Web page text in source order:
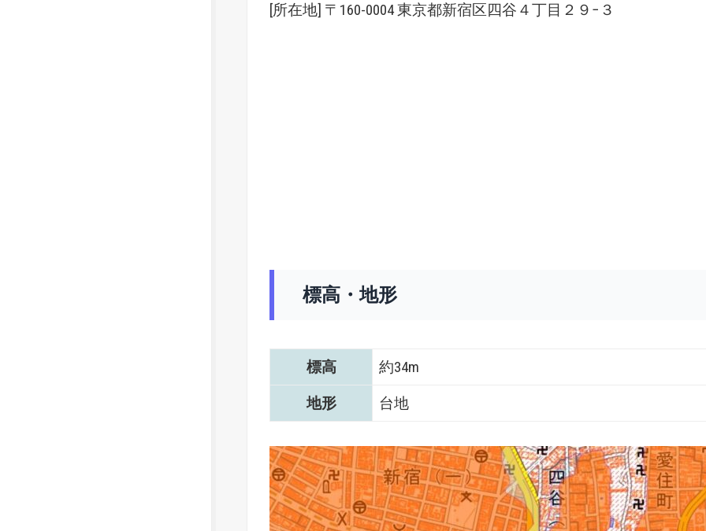
[所在地] 〒160-0004 東京都新宿区四谷４丁目２９−３
標高・地形
標高
約34m
地形
台地